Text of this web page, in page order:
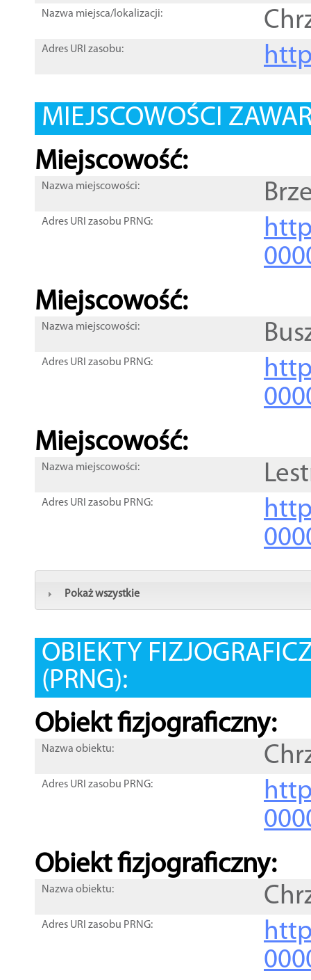
Nazwa miejsca/lokalizacji:
Adres URI zasobu:
MIEJSCOWOŚCI
Miejscowość:
Nazwa miejscowości:
Adres URI zasobu PRNG:
Miejscowość:
Nazwa miejscowości:
Adres URI zasobu PRNG:
Miejscowość:
Nazwa miejscowości:
Adres URI zasobu PRNG:
Pokaż wszystkie
OBIEKTY
(PRNG):
Obiekt fizjograficzny:
Nazwa obiektu:
Adres URI zasobu PRNG:
Obiekt fizjograficzny:
Nazwa obiektu:
Adres URI zasobu PRNG: